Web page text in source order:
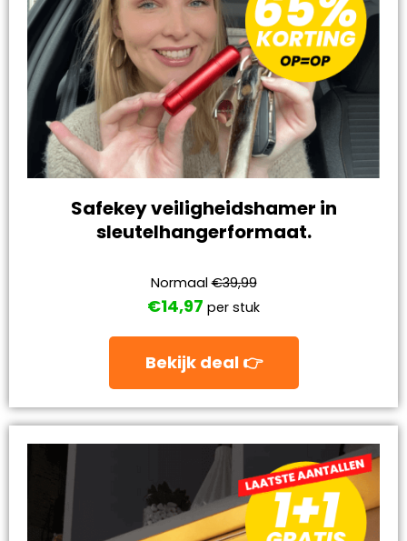
Safekey veiligheidshamer in
sleutelhangerformaat.
Normaal€39,99
€14,97 per stuk
Bekijk deal 👉